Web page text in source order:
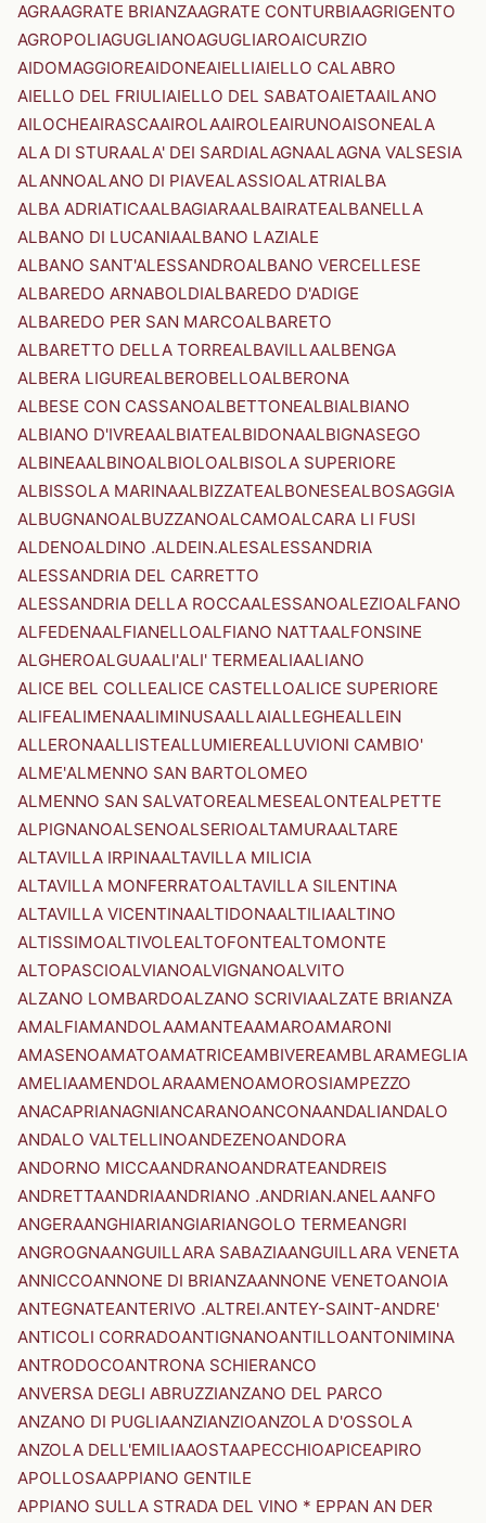
AGRAAGRATE BRIANZAAGRATE CONTURBIAAGRIGENTO
AGROPOLIAGUGLIANOAGUGLIAROAICURZIO
AIDOMAGGIOREAIDONEAIELLIAIELLO CALABRO
AIELLO DEL FRIULIAIELLO DEL SABATOAIETAAILANO
AILOCHEAIRASCAAIROLAAIROLEAIRUNOAISONEALA
ALA DI STURAALA' DEI SARDIALAGNAALAGNA VALSESIA
ALANNOALANO DI PIAVEALASSIOALATRIALBA
ALBA ADRIATICAALBAGIARAALBAIRATEALBANELLA
ALBANO DI LUCANIAALBANO LAZIALE
ALBANO SANT'ALESSANDROALBANO VERCELLESE
ALBAREDO ARNABOLDIALBAREDO D'ADIGE
ALBAREDO PER SAN MARCOALBARETO
ALBARETTO DELLA TORREALBAVILLAALBENGA
ALBERA LIGUREALBEROBELLOALBERONA
ALBESE CON CASSANOALBETTONEALBIALBIANO
ALBIANO D'IVREAALBIATEALBIDONAALBIGNASEGO
ALBINEAALBINOALBIOLOALBISOLA SUPERIORE
ALBISSOLA MARINAALBIZZATEALBONESEALBOSAGGIA
ALBUGNANOALBUZZANOALCAMOALCARA LI FUSI
ALDENOALDINO .ALDEIN.ALESALESSANDRIA
ALESSANDRIA DEL CARRETTO
ALESSANDRIA DELLA ROCCAALESSANOALEZIOALFANO
ALFEDENAALFIANELLOALFIANO NATTAALFONSINE
ALGHEROALGUAALI'ALI' TERMEALIAALIANO
ALICE BEL COLLEALICE CASTELLOALICE SUPERIORE
ALIFEALIMENAALIMINUSAALLAIALLEGHEALLEIN
ALLERONAALLISTEALLUMIEREALLUVIONI CAMBIO'
ALME'ALMENNO SAN BARTOLOMEO
ALMENNO SAN SALVATOREALMESEALONTEALPETTE
ALPIGNANOALSENOALSERIOALTAMURAALTARE
ALTAVILLA IRPINAALTAVILLA MILICIA
ALTAVILLA MONFERRATOALTAVILLA SILENTINA
ALTAVILLA VICENTINAALTIDONAALTILIAALTINO
ALTISSIMOALTIVOLEALTOFONTEALTOMONTE
ALTOPASCIOALVIANOALVIGNANOALVITO
ALZANO LOMBARDOALZANO SCRIVIAALZATE BRIANZA
AMALFIAMANDOLAAMANTEAAMAROAMARONI
AMASENOAMATOAMATRICEAMBIVEREAMBLARAMEGLIA
AMELIAAMENDOLARAAMENOAMOROSIAMPEZZO
ANACAPRIANAGNIANCARANOANCONAANDALIANDALO
ANDALO VALTELLINOANDEZENOANDORA
ANDORNO MICCAANDRANOANDRATEANDREIS
ANDRETTAANDRIAANDRIANO .ANDRIAN.ANELAANFO
ANGERAANGHIARIANGIARIANGOLO TERMEANGRI
ANGROGNAANGUILLARA SABAZIAANGUILLARA VENETA
ANNICCOANNONE DI BRIANZAANNONE VENETOANOIA
ANTEGNATEANTERIVO .ALTREI.ANTEY-SAINT-ANDRE'
ANTICOLI CORRADOANTIGNANOANTILLOANTONIMINA
ANTRODOCOANTRONA SCHIERANCO
ANVERSA DEGLI ABRUZZIANZANO DEL PARCO
ANZANO DI PUGLIAANZIANZIOANZOLA D'OSSOLA
ANZOLA DELL'EMILIAAOSTAAPECCHIOAPICEAPIRO
APOLLOSAAPPIANO GENTILE
APPIANO SULLA STRADA DEL VINO * EPPAN AN DER